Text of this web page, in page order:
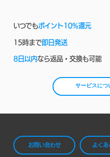
いつでもポイント10%還元
15時まで即日発送
8日以内なら返品・交換も可能
サービスにつ
お問い合わせ よくあ